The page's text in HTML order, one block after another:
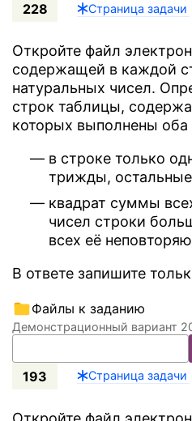
228
Откройте файл
содержащей в каждой
натуральных чисел.
строк таблицы,
которых выполнены оба
в строке только
трижды,
квадрат суммы
чисел строки
всех её
В ответе запишите
Файлы к заданию
Демонстрационный вариант
Страница задачи
193 Страница задачи